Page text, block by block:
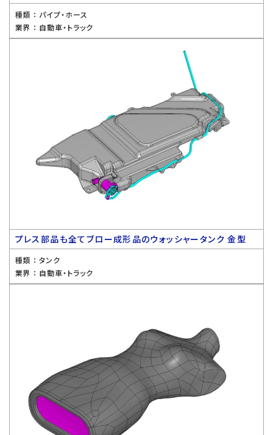
種類 ： パイプ・ホース
業界 ： 自動車・トラック
プレス部品も全てブロー成形品のウォッシャータンク 金型
種類 ： タンク
業界 ： 自動車・トラック